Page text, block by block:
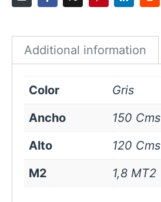
Additional information
Color
Gris
Ancho
150 Cms
Alto
120 Cms
M2
1,8 MT2